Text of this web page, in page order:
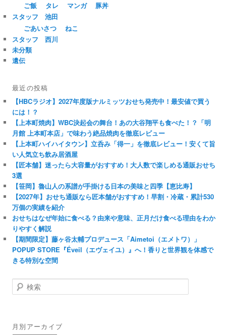
ご飯
タレ マンガ
豚丼
スタッフ 池田
ごあいさつ
ねこ
スタッフ 西川
未分類
遺伝
最近の投稿
【HBCラジオ】2027年度版ナルミッツおせち発売中！最安値で買う
には！？
【上本町焼肉】WBC決起会の舞台！あの大谷翔平も食べた！？「明
月館 上本町本店」で味わう絶品焼肉を徹底レビュー
【上本町ハイハイタウン】立呑み「得一」を徹底レビュー！安くて旨
い人気立ち飲み居酒屋
【匠本舗】迷ったら大容量がおすすめ！大人数で楽しめる通販おせち
3選
【笹岡】魯山人の系譜が手掛ける日本の美味と四季【恵比寿】
【2027年】おせち通販なら匠本舗がおすすめ！早割・冷蔵・累計530
万個の実績を紹介
おせちはなぜ年始に食べる？由来や意味、正月だけ食べる理由をわか
りやすく解説
【期間限定】藤ヶ谷太輔プロデュース「Aimetoi（エメトワ）」
POPUP STORE『Éveil（エヴェイユ）』へ！香りと世界観を体感で
きる特別な空間
検
索
月別アーカイブ